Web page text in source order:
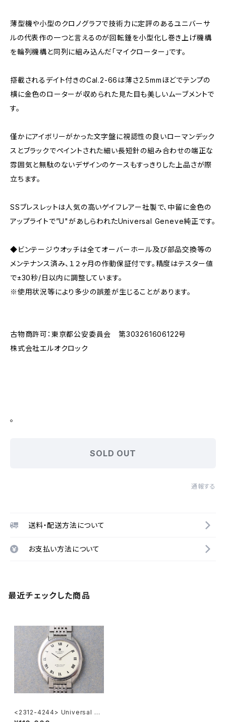
薄型機や小型のクロノグラフで技術力に定評のあるユニバーサ
ルの代表作の一つと言えるのが回転錘を小型化し巻き上げ機構
を輪列機構と同列に組み込んだ「マイクローター」です。
搭載されるデイト付きのCal.2-66は薄さ2.5mmほどでテンプの
横に金色のローターが収められた見た目も美しいムーブメントで
す。
僅かにアイボリーがかった文字盤に視認性の良いローマンデック
スとブラックでペイントされた細い長短針の組み合わせの端正な
雰囲気と無駄のないデザインのケースもすっきりした上品さが際
立ちます。
SSブレスレットは人気の高いゲイフレアー社製で、中留に金色の
アップライトで”U"があしらわれたUniversal Geneve純正です。
◆ビンテージウオッチは全てオーバーホール及び部品交換等の
メンテナンス済み、１２ヶ月の作動保証付です。精度はテスター値
で±30秒/日以内に調整しています。
※使用状況等により多少の誤差が生じることがあります。
古物商許可：東京都公安委員会 第303261606122号
株式会社エルオクロック
。
SOLD OUT
通報する
送料・配送方法について
お支払い方法について
最近チェックした商品
<2312-4244> Universal Ge
neve White Shadow